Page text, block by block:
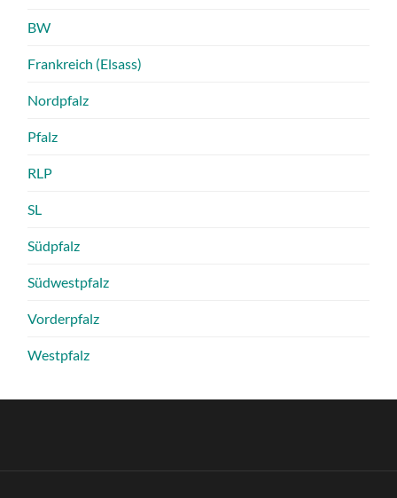
BW
Frankreich (Elsass)
Nordpfalz
Pfalz
RLP
SL
Südpfalz
Südwestpfalz
Vorderpfalz
Westpfalz